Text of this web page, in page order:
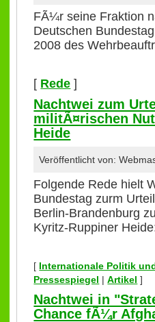
FÃ¼r seine Fraktion
Deutschen
2008 des
[ Rede ]
Nachtwei zum
militÃ¤rischen
Heide
Veröffentlicht von:
Folgende Rede hielt
Bundestag zurm
Berlin-Brandenburg
Kyritz-Ruppiner
[ Internationale Politik
Pressespiegel |Artikel ]
Nachtwei in
Chance fÃ¼r